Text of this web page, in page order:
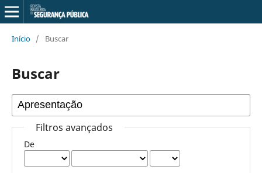
Início / Buscar
Buscar
Filtros avançados
De